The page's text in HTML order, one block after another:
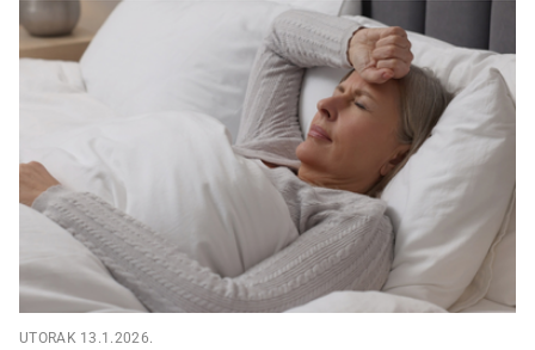
UTORAK 13.1.2026.